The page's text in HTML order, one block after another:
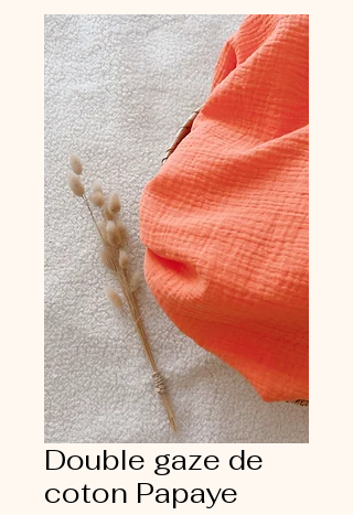
Double gaze de
coton Papaye